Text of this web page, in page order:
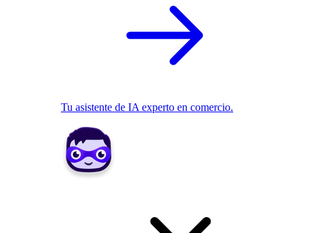
Tu asistente de IA experto en comercio.